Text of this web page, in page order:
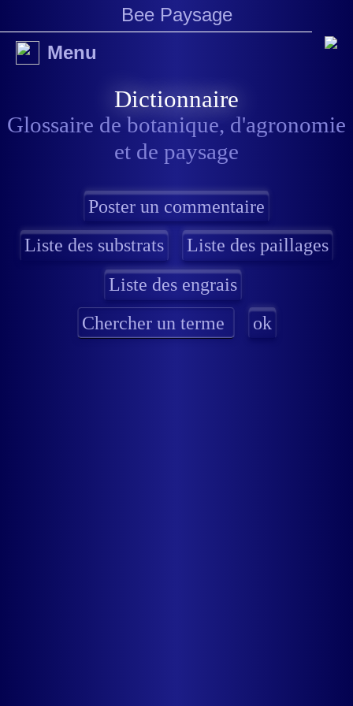
Bee Paysage
Menu
Dictionnaire
Glossaire de botanique, d'agronomie
et de paysage
Liste des substrats
Liste des paillages
Liste des engrais